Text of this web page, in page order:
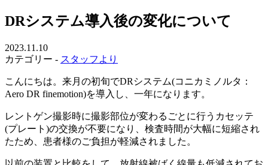
DRシステム導入後の変化について
2023.11.10
カテゴリー - スタッフより
こんにちは。来月の初旬でDRシステム(コニカミノルタ：
Aero DR finemotion)を導入し、一年になります。
レントゲン撮影時に撮影部位が変わるごとに行うカセッテ
(プレート)の交換が不要になり、検査時間が大幅に短縮され
たため、患者様のご負担が軽減されました。